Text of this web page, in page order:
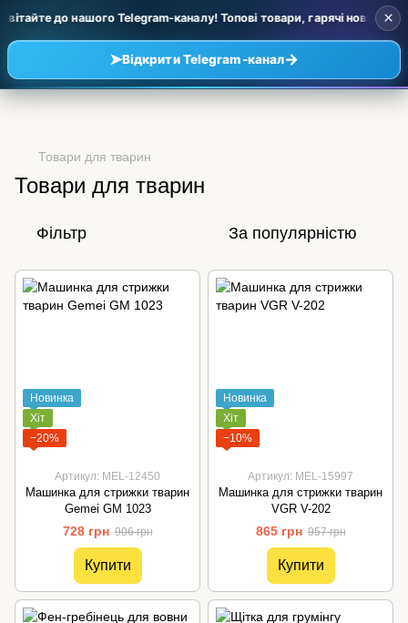
до нашого Telegram-каналу! Топові товари, гарячі новинки
➤Відкрити Telegram-канал→
×
Товари для тварин
Товари для тварин
Фільтр За популярністю
Новинка
Хіт
−20%
Артикул: MEL-12450
Машинка для стрижки тварин
Gemei GM 1023
728 грн 906 грн
Купити
Новинка
Хіт
−10%
Артикул: MEL-15997
Машинка для стрижки тварин
VGR V-202
865 грн 957 грн
Купити